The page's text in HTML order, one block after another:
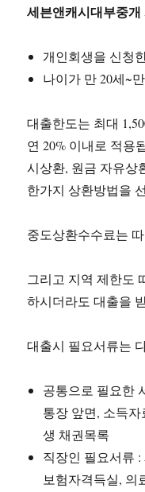
세븐앤캐시대부중
개인회생을 신청
나이가 만 20세~
대출한도는 최대
연 20% 이내로 적용
시상환, 원금 자유상
한가지 상환방법을
중도상환수수료는
그리고 지역 제한도
하시더라도 대출을
대출시 필요서류는
공통으로 필요한
통장 앞면, 소득
생 채권목록
직장인 필요서류
보험자격득실, 의